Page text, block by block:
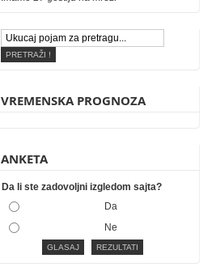
VREMENSKA PROGNOZA
ANKETA
Da li ste zadovoljni izgledom sajta?
Da
Ne